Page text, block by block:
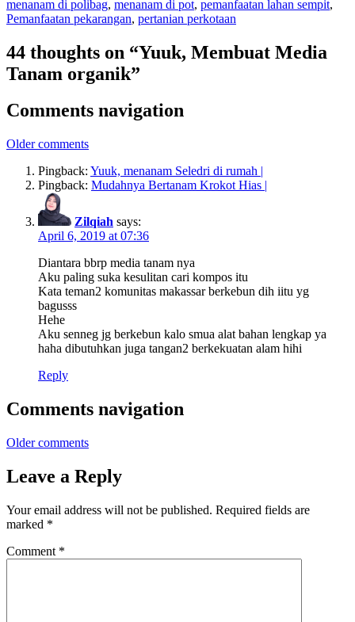
menanam di polibag, menanam di pot, pemanfaatan lahan sempit,
Pemanfaatan pekarangan, pertanian perkotaan
44 thoughts on “Yuuk, Membuat Media
Tanam organik”
Comments navigation
Older comments
Pingback: Yuuk, menanam Seledri di rumah |
Pingback: Mudahnya Bertanam Krokot Hias |
Zilqiah says:
April 6, 2019 at 07:36
Diantara bbrp media tanam nya
Aku paling suka kesulitan cari kompos itu
Kata teman2 komunitas makassar berkebun dih iitu yg
bagusss
Hehe
Aku senneg jg berkebun kalo smua alat bahan lengkap ya
haha dibutuhkan juga tangan2 berkekuatan alam hihi
Reply
Comments navigation
Older comments
Leave a Reply
Your email address will not be published. Required fields are
marked *
Comment *